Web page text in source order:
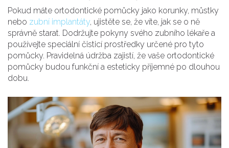
Pokud máte ortodontické pomůcky jako korunky, můstky
nebo zubní implantáty, ujistěte se, že víte, jak se o ně
správně starat. Dodržujte pokyny svého zubního lékaře a
používejte speciální čisticí prostředky určené pro tyto
pomůcky. Pravidelná údržba zajistí, že vaše ortodontické
pomůcky budou funkční a esteticky příjemné po dlouhou
dobu.